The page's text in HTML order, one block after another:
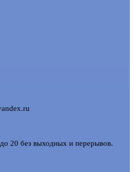
20 без выходных и перерывов.